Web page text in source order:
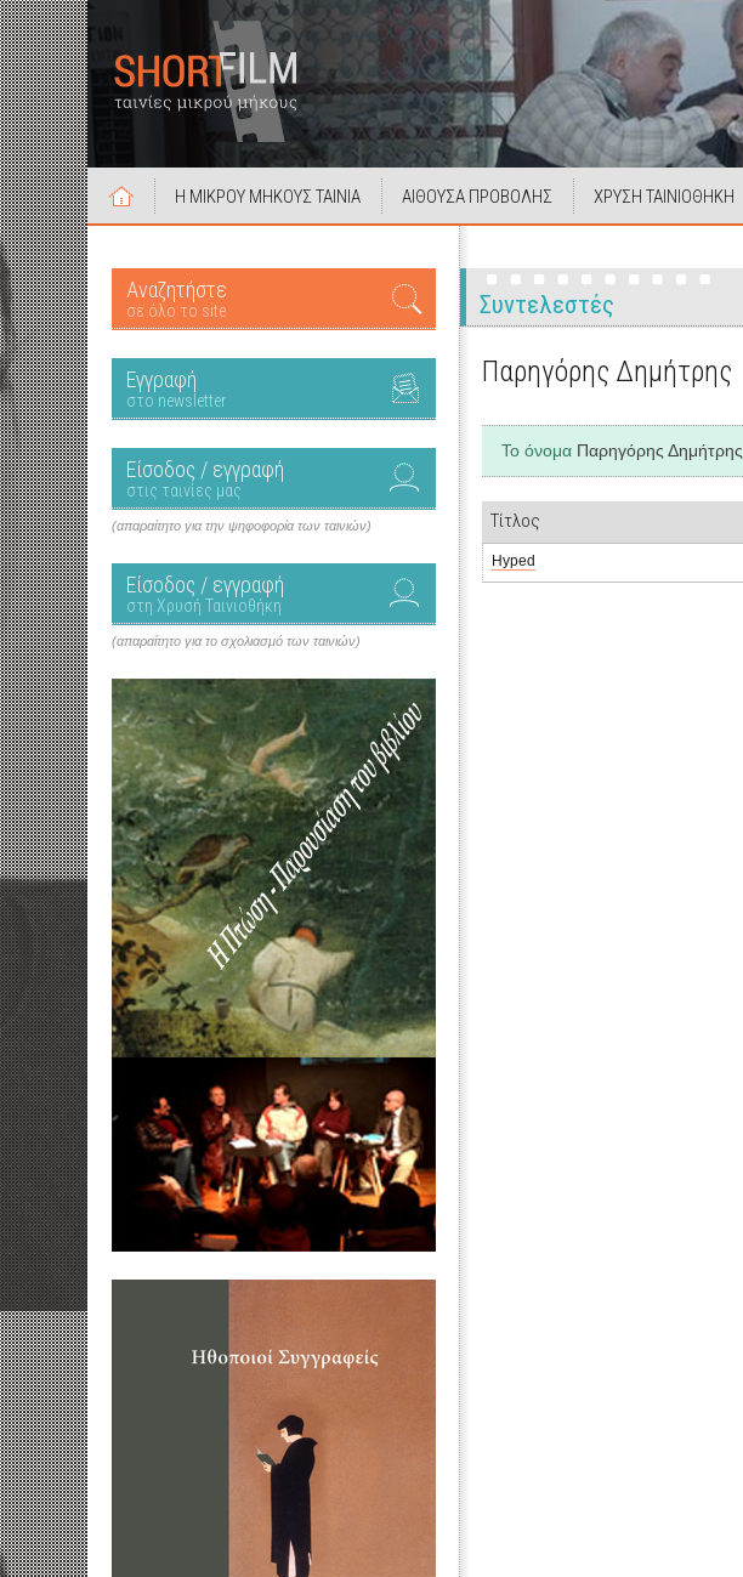
Η ΜΙΚΡΟΥ ΜΗΚΟΥΣ ΤΑΙΝΙΑ ΑΙΘΟΥΣΑ ΠΡΟΒΟΛΗΣ ΧΡΥΣΗ ΤΑΙΝΙΟΘΗΚΗ
Αναζητήστε
σε όλο το site
Εγγραφή
στο newsletter
Είσοδος / εγγραφή
στις ταινίες μας
(απαραίτητο για την ψηφοφορία των ταινιών)
Είσοδος / εγγραφή
στη Χρυσή Ταινιοθήκη
(απαραίτητο για το σχολιασμό των ταινιών)
Συντελεστές
Παρηγόρης Δημήτρης
Το όνομα Παρηγόρης Δημήτρης
Τίτλος
Hyped